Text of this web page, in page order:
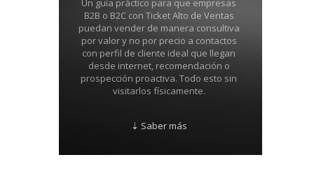
Un guía práctico para que empresas
B2B o B2C con Ticket Alto de Ventas
puedan vender de manera consultiva
por valor y no por precio a contactos
con perfil de cliente ideal que llegan
desde internet, recomendación o
prospección proactiva. Todo esto sin
visitarlos físicamente.
⇣ Saber más